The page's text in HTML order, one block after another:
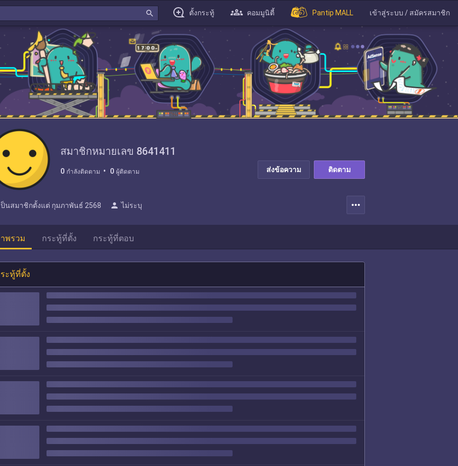
search ตั้งกระทู้ คอมมูนิตี้ Pantip MALL เข้าสู่ระบบ / สมัครสมาชิก
สมาชิกหมายเลข 8641411
0 กำลังติดตาม 0 ผู้ติดตาม ส่งข้อความ ติดตาม
ป็นสมาชิกตั้งแต่ กุมภาพันธ์ 2568 person ไม่ระบุ more_horiz
พรวม กระทู้ที่ตั้ง กระทู้ที่ตอบ
ะทู้ที่ตั้ง